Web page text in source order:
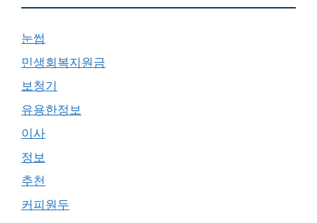
눈썹
민생회복지원금
보청기
유용한정보
이사
정보
추천
커피원두